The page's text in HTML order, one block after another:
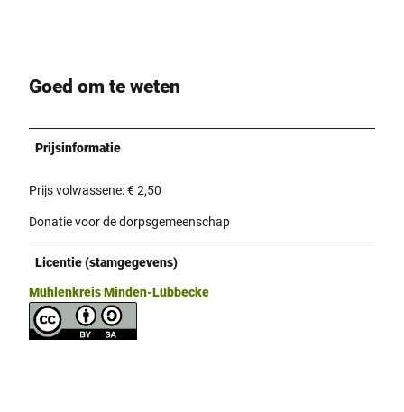
Goed om te weten
Prijsinformatie
Prijs volwassene: € 2,50
Donatie voor de dorpsgemeenschap
Licentie (stamgegevens)
Mühlenkreis Minden-Lübbecke